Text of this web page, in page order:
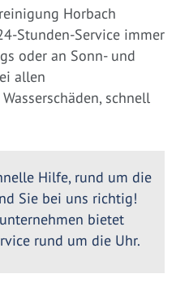
Horbach
Stunden-Service immer
oder an Sonn- und
allen
schnell
Hilfe, rund um die
Sie bei uns richtig!
bietet
rund um die Uhr.